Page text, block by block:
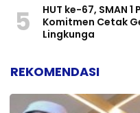
5
HUT ke-67, SMAN
Komitmen Cetak
Lingkunga
REKOMENDASI